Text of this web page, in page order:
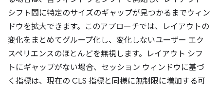
シフト間に特定のサイズのギャップが見つかるまでウィン
ドウを拡大できます。このアプローチでは、レイアウトの
変化をまとめてグループ化し、変化しないユーザー エク
スペリエンスのほとんどを無視します。レイアウト シフ
トにギャップがない場合、セッション ウィンドウに基づ
く指標は、現在の CLS 指標と同様に無制限に増加する可